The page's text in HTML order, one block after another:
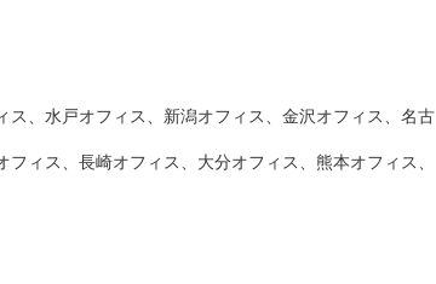
、水戸オフィス、新潟オフィス、金沢オフィス、名古
ィス、長崎オフィス、大分オフィス、熊本オフィス、